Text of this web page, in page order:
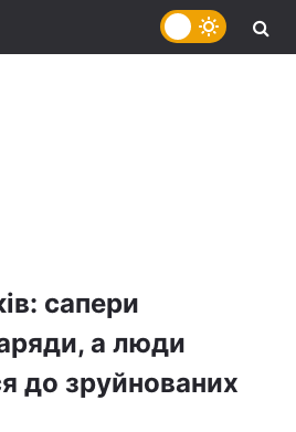
сапери
а люди
до зруйнованих